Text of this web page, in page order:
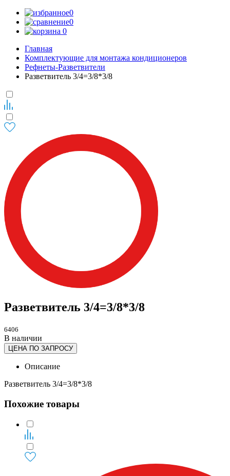
0
0
0
Главная
Комплектующие для монтажа кондиционеров
Рефнеты-Разветвители
Разветвитель 3/4=3/8*3/8
Разветвитель 3/4=3/8*3/8
6406
В наличии
ЦЕНА ПО ЗАПРОСУ
Описание
Разветвитель 3/4=3/8*3/8
Похожие товары